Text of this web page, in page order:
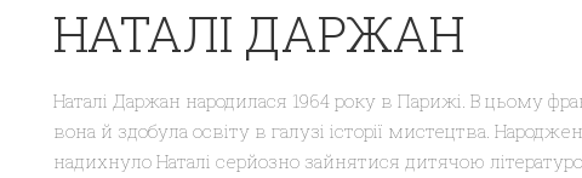
НАТАЛІ ДАРЖАН
Наталі Даржан народилася 1964 року в Парижі. В цьому
вона й здобула освіту в галузі історії мистецтва.
надихнуло Наталі серйозно зайнятися дитячою